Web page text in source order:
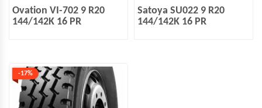
Ovation VI-702 9 R20
144/142K 16 PR
Satoya SU022 9 R20
144/142K 16 PR
-17%